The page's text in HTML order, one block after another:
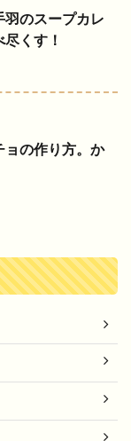
羽のスープカレ
くす！
ョの作り方。か